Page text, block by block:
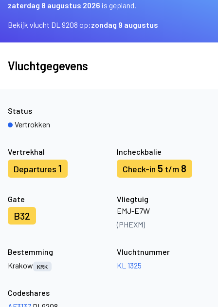
zaterdag 8 augustus 2026 is gepland.
Bekijk vlucht DL 9208 op:zondag 9 augustus
Vluchtgegevens
Vertrekhal
Departures 1
Incheckbalie
Check-in 5 t/m 8
Gate
B32
Vliegtuig
EMJ-E7W
(PHEXM)
Status
Vertrokken
Bestemming
Krakow
KRK
Vluchtnummer
KL 1325
Codeshares